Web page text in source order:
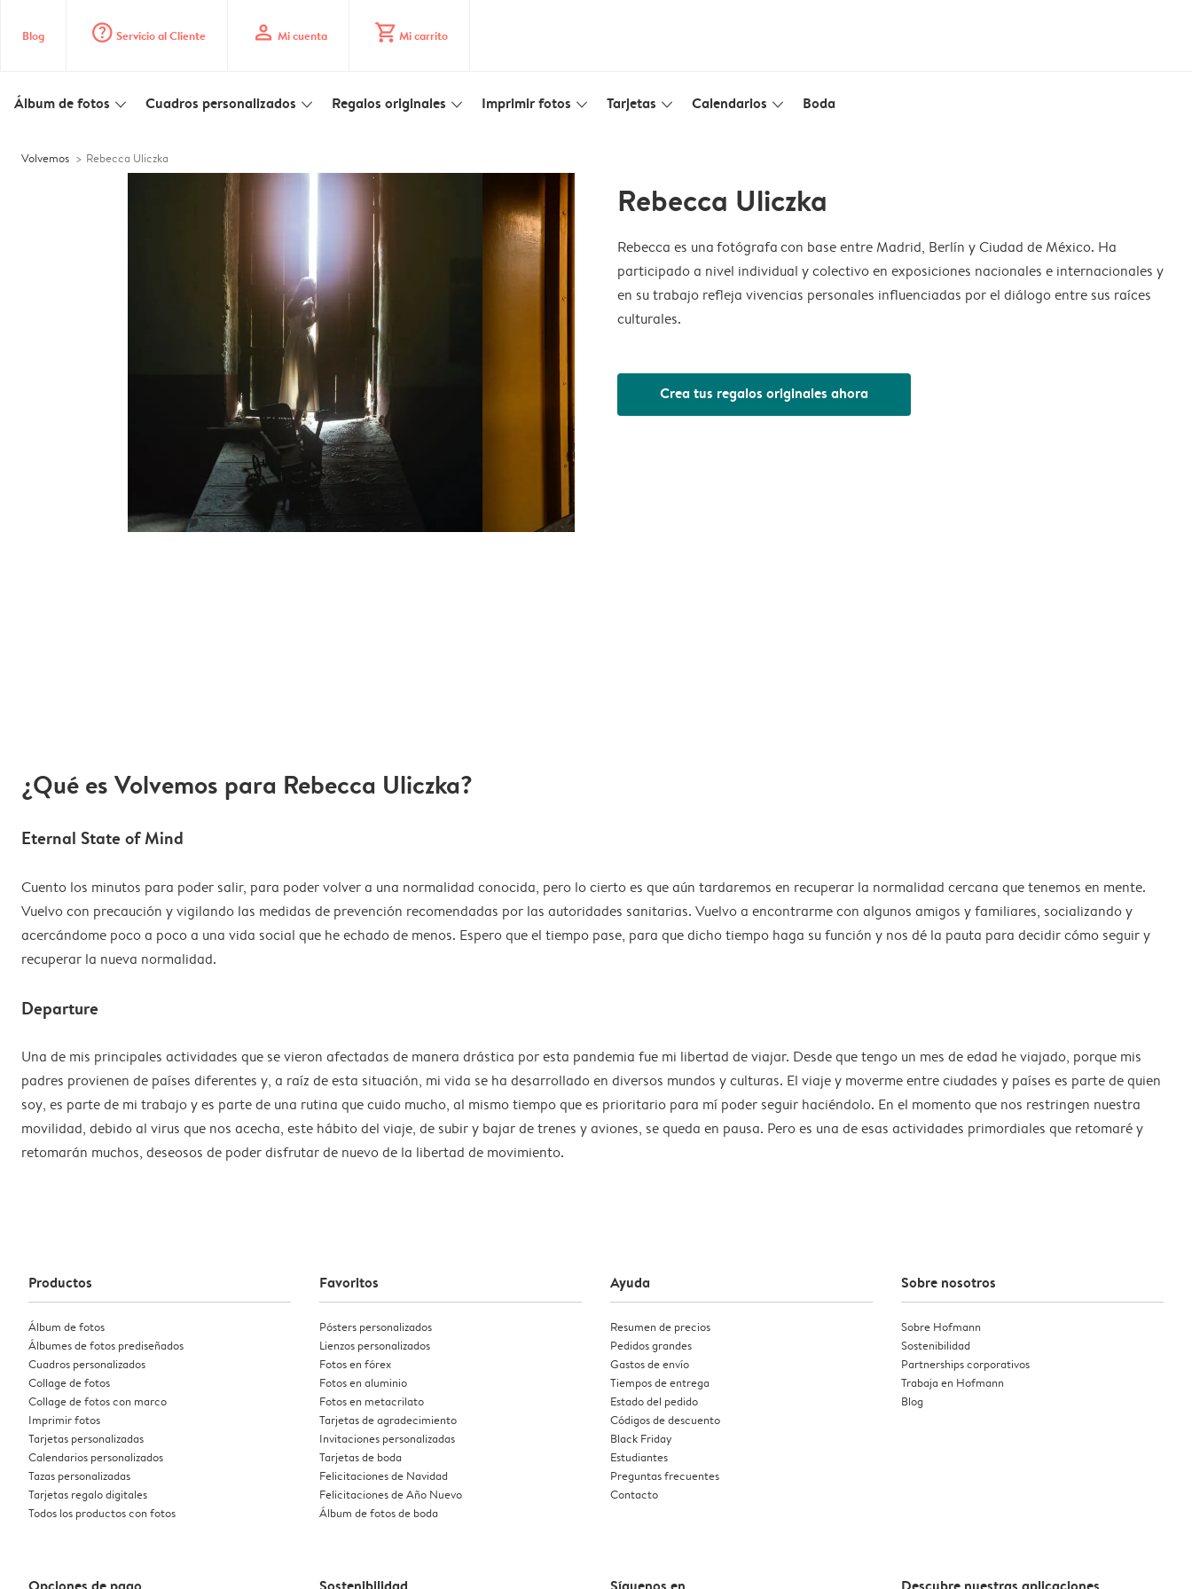
Blog question_mark_circle Servicio al Cliente profile Mi cuenta shopping_cart Mi carrito
Álbum de fotos slim_arrow_down Cuadros personalizados slim_arrow_down Regalos originales slim_arrow_down Imprimir fotos slim_arrow_down Tarjetas slim_arrow_down Calendarios slim_arrow_down Boda
Volvemos Rebecca Uliczka
Rebecca Uliczka
Rebecca es una fotógrafa con base entre Madrid, Berlín y Ciudad de México. Ha
participado a nivel individual y colectivo en exposiciones nacionales e internacionales y
en su trabajo refleja vivencias personales influenciadas por el diálogo entre sus raíces
culturales.
Crea tus regalos originales ahora
¿Qué es Volvemos para Rebecca Uliczka?
Eternal State of Mind
Cuento los minutos para poder salir, para poder volver a una normalidad conocida, pero lo cierto es que aún tardaremos en recuperar la normalidad cercana que tenemos en mente.
Vuelvo con precaución y vigilando las medidas de prevención recomendadas por las autoridades sanitarias. Vuelvo a encontrarme con algunos amigos y familiares, socializando y
acercándome poco a poco a una vida social que he echado de menos. Espero que el tiempo pase, para que dicho tiempo haga su función y nos dé la pauta para decidir cómo seguir y
recuperar la nueva normalidad.
Departure
Una de mis principales actividades que se vieron afectadas de manera drástica por esta pandemia fue mi libertad de viajar. Desde que tengo un mes de edad he viajado, porque mis
padres provienen de países diferentes y, a raíz de esta situación, mi vida se ha desarrollado en diversos mundos y culturas. El viaje y moverme entre ciudades y países es parte de quien
soy, es parte de mi trabajo y es parte de una rutina que cuido mucho, al mismo tiempo que es prioritario para mí poder seguir haciéndolo. En el momento que nos restringen nuestra
movilidad, debido al virus que nos acecha, este hábito del viaje, de subir y bajar de trenes y aviones, se queda en pausa. Pero es una de esas actividades primordiales que retomaré y
retomarán muchos, deseosos de poder disfrutar de nuevo de la libertad de movimiento.
Productos
Álbum de fotos
Álbumes de fotos prediseñados
Cuadros personalizados
Collage de fotos
Collage de fotos con marco
Imprimir fotos
Tarjetas personalizadas
Calendarios personalizados
Tazas personalizadas
Tarjetas regalo digitales
Todos los productos con fotos
Favoritos
Pósters personalizados
Lienzos personalizados
Fotos en fórex
Fotos en aluminio
Fotos en metacrilato
Tarjetas de agradecimiento
Invitaciones personalizadas
Tarjetas de boda
Felicitaciones de Navidad
Felicitaciones de Año Nuevo
Álbum de fotos de boda
Ayuda
Resumen de precios
Pedidos grandes
Gastos de envío
Tiempos de entrega
Estado del pedido
Códigos de descuento
Black Friday
Estudiantes
Preguntas frecuentes
Contacto
Sobre nosotros
Sobre Hofmann
Sostenibilidad
Partnerships corporativos
Trabaja en Hofmann
Blog
Opciones de pago Sostenibilidad Síguenos en Descubre nuestras aplicaciones